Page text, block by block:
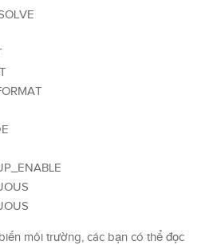
môi trường, các bạn có thể đọc